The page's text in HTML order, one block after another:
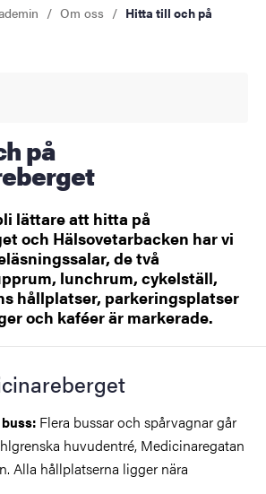
Om oss
Hitta till och på
lättare att hitta på
och Hälsovetarbacken har vi
de två
lunchrum, cykelställ,
hållplatser, parkeringsplatser
och kaféer är markerade.
Flera bussar och spårvagnar går
huvudentré, Medicinaregatan
Alla hållplatserna ligger nära